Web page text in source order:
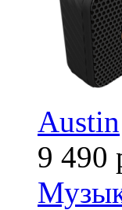
Austin
9 490